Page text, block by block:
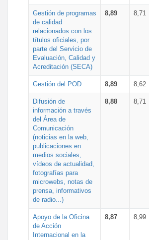
Gestión de programas
de calidad
relacionados con los
títulos oficiales, por
parte del Servicio de
Evaluación, Calidad y
Acreditación (SECA)
8,89 8,71
Gestión del POD 8,89 8,62
Difusión de
información a través
del Área de
Comunicación
(noticias en la web,
publicaciones en
medios sociales,
vídeos de actualidad,
fotografías para
microwebs, notas de
prensa, informativos
de radio...)
8,88 8,71
Apoyo de la Oficina
de Acción
Internacional en la
8,87 8,99